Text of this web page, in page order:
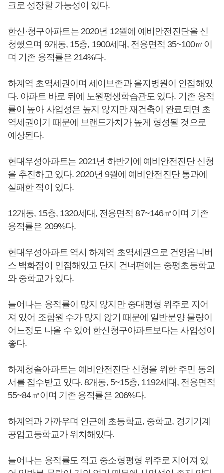
크로 성장할 가능성이 있다.
한신·청구아파트는 2020년 12월에 예비안전진단을 신
청했으며 9개동, 15층, 1900세대, 전용면적 35~100㎡이
며 기존 용적률은 214%다.
하계역 초역세권이며 세이브존과 을지병원이 인접해있
다. 아파트 바로 뒤에 노원평생학습관도 있다. 기존 용적
률이 높아 사업성은 높지 않지만 재건축이 완료되면 초
역세권이기 때문에 브랜드가치가 높게 형성될 것으로
예상된다.
현대우성아파트는 2021년 하반기에 예비안전진단 신청
을 추진하고 있다. 2020년 9월에 예비안전진단 통과에
실패한 적이 있다.
12개동, 15층, 1320세대, 전용면적 87~146㎡이며 기존
용적률은 209%다.
현대우성아파트 역시 하계역 초역세권으로 건영옴니버
스 백화점이 인접해있고 단지 건너편에는 중평초등학교
와 중학교가 있다.
늘어나는 용적률이 많지 않지만 중대평형 위주로 지어
져 있어 조합원 수가 많지 않기 때문에 일반분양 물량이
어느정도 나올 수 있어 한신청구아파트보다는 사업성이
좋다.
하계청솔아파트는 예비안전진단 신청을 위한 주민 동의
서를 접수받고 있다. 8개동, 5~15층, 1192세대, 전용면적
55~84㎡이며 기존 용적률은 206%다.
하계역과 가까우며 인근에 초등학교, 중학교, 경기기계
공업고등학교가 위치해있다.
늘어나는 용적률도 적고 중소형평형 위주로 지어져 있